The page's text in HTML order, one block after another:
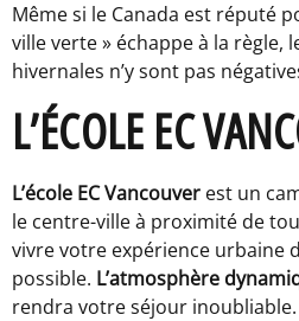
Même si le Canada est réputé
ville verte » échappe à la règle,
hivernales n’y sont pas
L’ÉCOLE EC
L’école EC Vancouver est un
le centre-ville à proximité de
vivre votre expérience urbaine
possible. L’atmosphère
rendra votre séjour inoubliable.